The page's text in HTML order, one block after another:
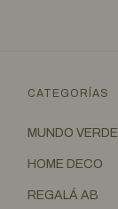
CATEGORÍAS
MUNDO VERDE
HOME DECO
REGALÁ AB